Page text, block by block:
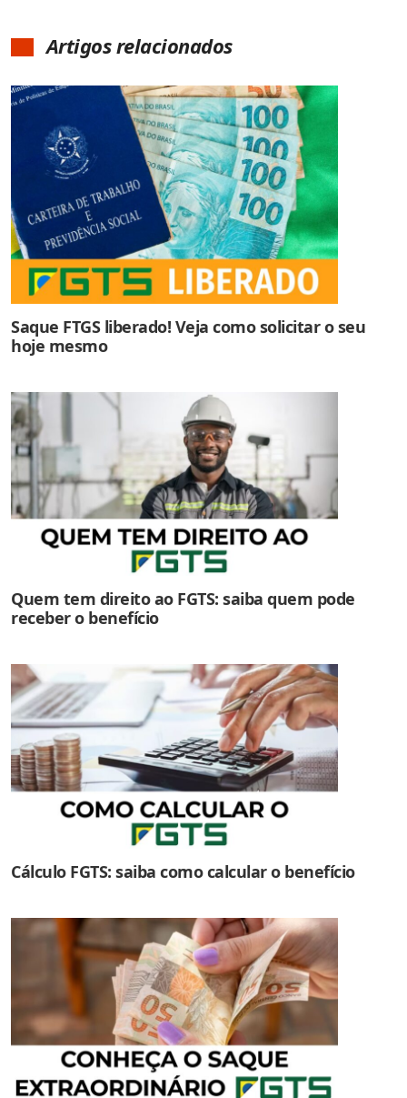
Artigos relacionados
Saque FTGS liberado! Veja como solicitar o seu
hoje mesmo
Quem tem direito ao FGTS: saiba quem pode
receber o benefício
Cálculo FGTS: saiba como calcular o benefício